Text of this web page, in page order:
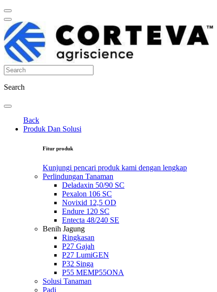
Search
Back
Produk Dan Solusi
Fitur produk
Kunjungi pencari produk kami dengan lengkap
Perlindungan Tanaman
Deladaxin 50/90 SC
Pexalon 106 SC
Novixid 12,5 OD
Endure 120 SC
Entecta 48/240 SE
Benih Jagung
Ringkasan
P27 Gajah
P27 LumiGEN
P32 Singa
P55 MEMP55ONA
Solusi Tanaman
Padi